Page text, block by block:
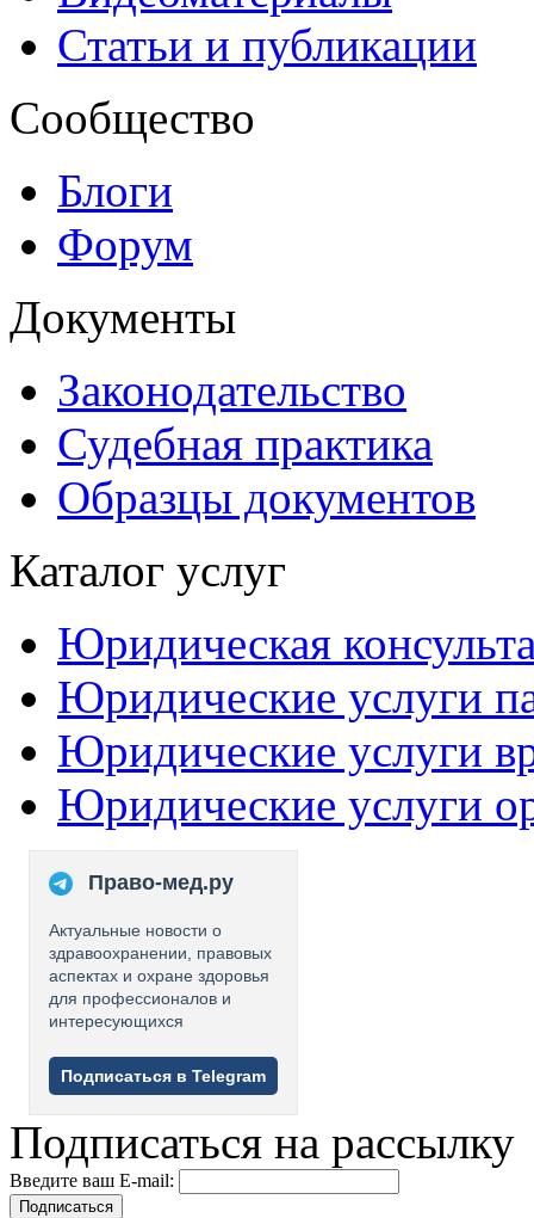
Статьи и публикации
Сообщество
Блоги
Форум
Документы
Законодательство
Судебная практика
Образцы документов
Каталог услуг
Юридическая
Юридические услуги
Юридические услуги
Юридические услуги
Право-мед.ру
Актуальные новости о
здравоохранении, правовых
аспектах и охране здоровья
для профессионалов и
интересующихся
Подписаться в Telegram
Подписаться на рассылку
Введите ваш E-mail:
Подписаться